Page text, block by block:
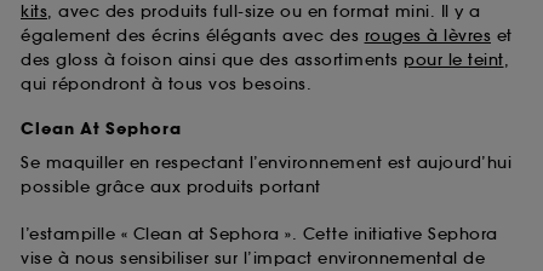
kits, avec des produits full-size ou en format mini. Il y a
également des écrins élégants avec des rouges à lèvres et
des gloss à foison ainsi que des assortiments pour le teint,
qui répondront à tous vos besoins.
Clean At Sephora
Se maquiller en respectant l’environnement est aujourd’hui
possible grâce aux produits portant
l’estampille « Clean at Sephora ». Cette initiative Sephora
vise à nous sensibiliser sur l’impact environnemental de